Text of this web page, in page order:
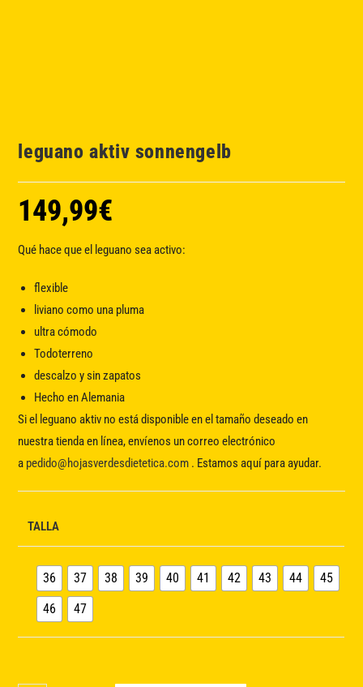
leguano aktiv sonnengelb
149,99€
Qué hace que el leguano sea activo:
flexible
liviano como una pluma
ultra cómodo
Todoterreno
descalzo y sin zapatos
Hecho en Alemania
Si el leguano aktiv no está disponible en el tamaño deseado en
nuestra tienda en línea, envíenos un correo electrónico
a pedido@hojasverdesdietetica.com . Estamos aquí para ayudar.
TALLA
36 37 38 39 40 41 42 43 44
45
46
47